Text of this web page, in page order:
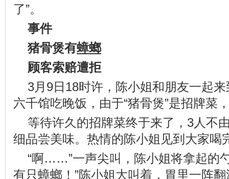
了”。
事件
猪骨煲有蟑螂
顾客索赔遭拒
3月9日18时许，陈小姐和朋友一起
六千馆吃晚饭，由于“猪骨煲”是招牌菜
等待许久的招牌菜终于来了，3人不
细品尝美味。热情的陈小姐见到大家喝
“啊……”一声尖叫，陈小姐将拿起的
有只蟑螂！”陈小姐大叫着，胃里一阵